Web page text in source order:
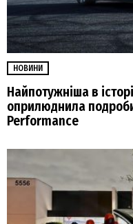
НОВИНИ
Найпотужніша в
оприлюднила
Performance